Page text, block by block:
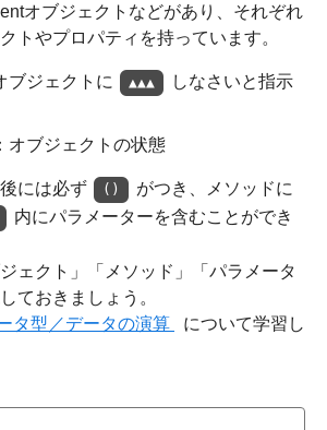
オブジェクトなどがあり、それぞれ
トやプロパティを持っています。
ブジェクトに ▲▲▲
しなさいと指示
オブジェクトの状態
には必ず ()
がつき、メソッドに
内にパラメーターを含むことができ
ェクト」「メソッド」「パラメータ
ておきましょう。
タ型／データの演算
について学習し